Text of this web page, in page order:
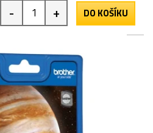
- + DO KOŠÍKU